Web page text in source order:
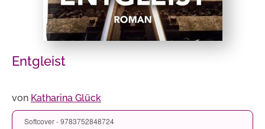
Entgleist
von Katharina Glück
Softcover - 9783752848724